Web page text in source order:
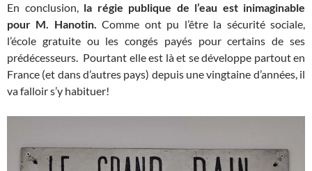
En conclusion,la régie publique de l’eau est inimaginable
pour M. Hanotin. Comme ont pu l’être la sécurité sociale,
l’école gratuite ou les congés payés pour certains de ses
prédécesseurs. Pourtant elle est là et se développe partout en
France (et dans d’autres pays) depuis une vingtaine d’années, il
va falloir s’y habituer!